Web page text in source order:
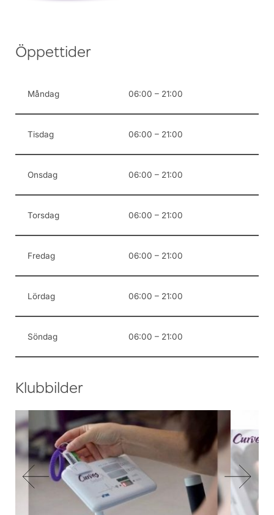
Öppettider
Måndag 06:00 – 21:00
Tisdag 06:00 – 21:00
Onsdag 06:00 – 21:00
Torsdag 06:00 – 21:00
Fredag 06:00 – 21:00
Lördag 06:00 – 21:00
Söndag 06:00 – 21:00
Klubbilder